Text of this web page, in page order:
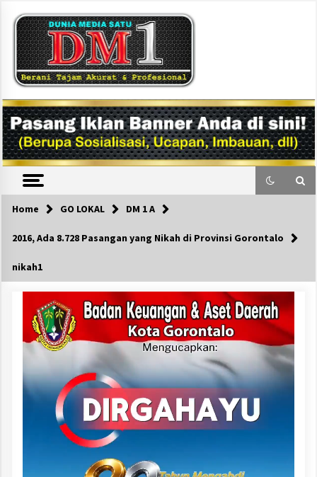
content
DM1
Home GO LOKAL DM 1 A
2016, Ada 8.728 Pasangan yang Nikah di Provinsi Gorontalo
nikah1